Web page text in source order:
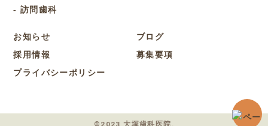
訪問歯科
お知らせ
ブログ
採用情報
募集要項
プライバシーポリシー
©2023 大塚歯科医院.